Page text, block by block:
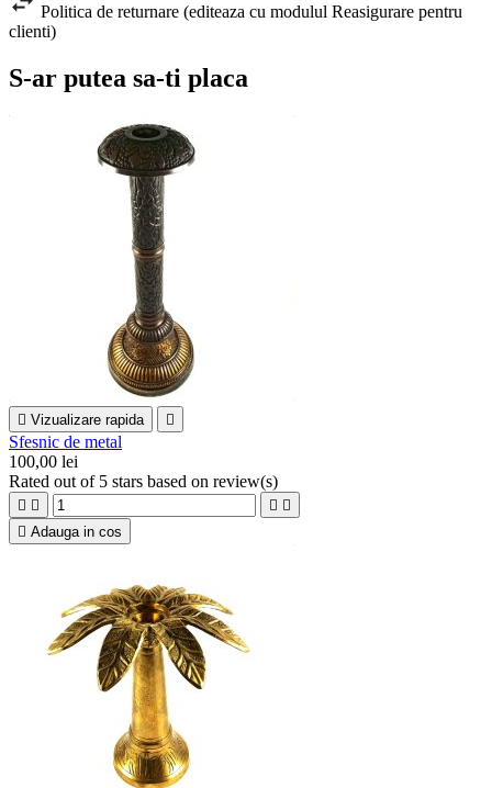
Politica de returnare (editeaza cu modulul Reasigurare pentru
clienti)
S-ar putea sa-ti placa
 Vizualizare rapida 
Sfesnic de metal
100,00 lei
Rated out of 5 stars based on review(s)
   
 Adauga in cos